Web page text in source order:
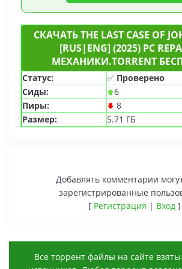
СКАЧАТЬ THE LAST CASE OF
[RUS|ENG] (2025) PC
МЕХАНИКИ.TORRENT
Статус: ✅ Проверено
Сиды:
6
Пиры:
8
Размер:
5.71 ГБ
Добавлять комментарии
зарегистрированные
[ Регистрация | Вход ]
Все торрент файлы на сайте